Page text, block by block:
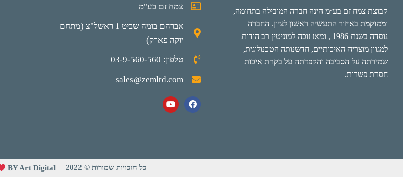
קבוצת צמח זם בע״מ הינה חברה המובילה בתחומה,
וממוקמת באיזור התעשיה ראשון לציון. החברה
נוסדה בשנת 1986 , ומאז זוכה למוניטין רב הודות
למגוון מוצריה האיכותיים, חדשנותה הטכנולוגית,
שמירתה על הסביבה והקפדתה על בקרת איכות
חסרת פשרות.
צמח זם בע"מ
אברהם בומה שביט 1 ראשל"צ (מתחם
יוקה פארק)
טלפון: 03-9-560-560
sales@zemltd.com
כל הזכויות שמורות © 2022 BY Art Digital